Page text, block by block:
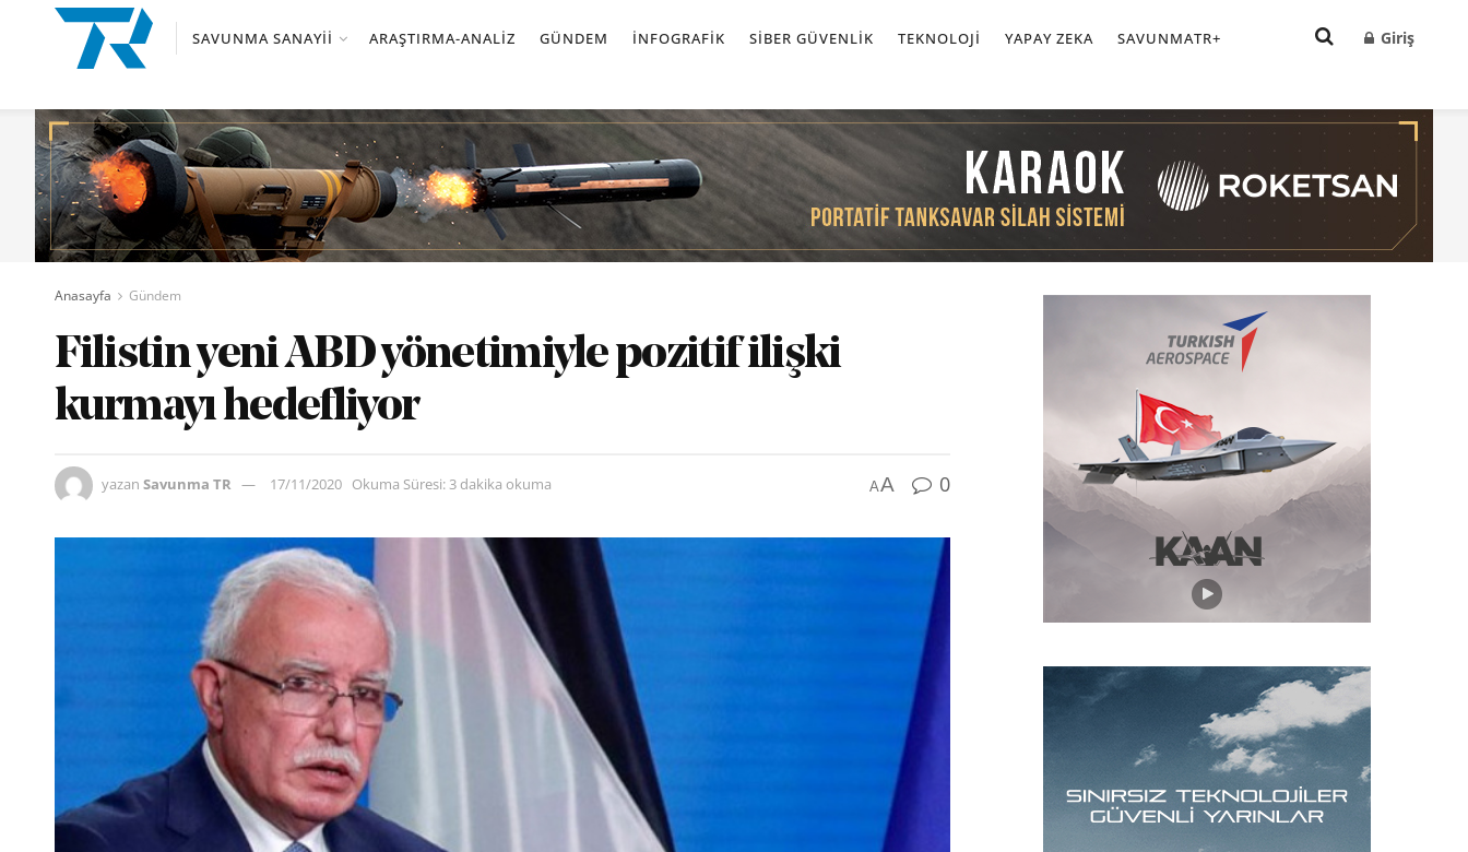
SAVUNMA SANAYII ARAŞTIRMA-ANALIZ GÜNDEM İNFOGRAFIK SIBER GÜVENLIK TEKNOLOJI YAPAY ZEKA SAVUNMATR+ Giriş
Anasayfa Gündem
Filistin yeni ABD yönetimiyle pozitif ilişki
kurmayı hedefliyor
yazan Savunma TR 17/11/2020 Okuma Süresi: 3 dakika okuma AA 0